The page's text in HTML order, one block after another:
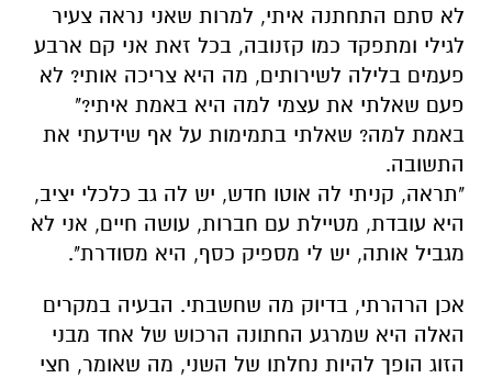
לא סתם התחתנה איתי, למרות שאני נראה צעיר
לגילי ומתפקד כמו קזנובה, בכל זאת אני קם ארבע
פעמים בלילה לשירותים, מה היא צריכה אותי? לא
פעם שאלתי את עצמי למה היא באמת איתי?"
באמת למה? שאלתי בתמימות על אף שידעתי את
התשובה.
"תראה, קניתי לה אוטו חדש, יש לה גב כלכלי יציב,
היא עובדת, מטיילת עם חברות, עושה חיים, אני לא
מגביל אותה, יש לי מספיק כסף, היא מסודרת".
אכן הרהרתי, בדיוק מה שחשבתי. הבעיה במקרים
האלה היא שמרגע החתונה הרכוש של אחד מבני
הזוג הופך להיות נחלתו של השני, מה שאומר, חצי